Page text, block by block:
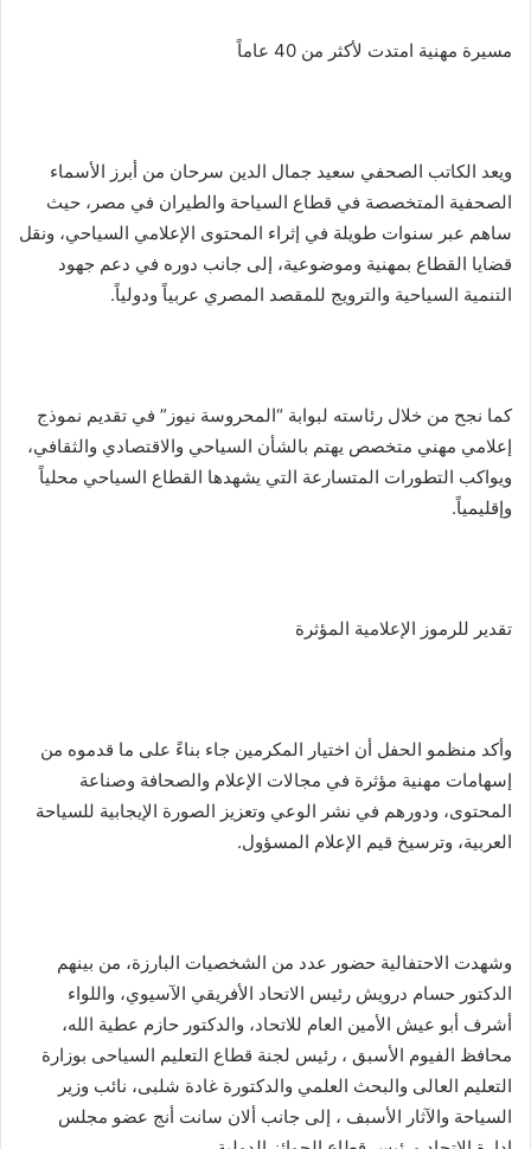
مسيرة مهنية امتدت لأكثر من 40 عاماً
ويعد الكاتب الصحفي سعيد جمال الدين سرحان من أبرز الأسماء
الصحفية المتخصصة في قطاع السياحة والطيران في مصر، حيث
ساهم عبر سنوات طويلة في إثراء المحتوى الإعلامي السياحي، ونقل
قضايا القطاع بمهنية وموضوعية، إلى جانب دوره في دعم جهود
التنمية السياحية والترويج للمقصد المصري عربياً ودولياً.
كما نجح من خلال رئاسته لبوابة “المحروسة نيوز” في تقديم نموذج
إعلامي مهني متخصص يهتم بالشأن السياحي والاقتصادي والثقافي،
ويواكب التطورات المتسارعة التي يشهدها القطاع السياحي محلياً
وإقليمياً.
تقدير للرموز الإعلامية المؤثرة
وأكد منظمو الحفل أن اختيار المكرمين جاء بناءً على ما قدموه من
إسهامات مهنية مؤثرة في مجالات الإعلام والصحافة وصناعة
المحتوى، ودورهم في نشر الوعي وتعزيز الصورة الإيجابية للسياحة
العربية، وترسيخ قيم الإعلام المسؤول.
وشهدت الاحتفالية حضور عدد من الشخصيات البارزة، من بينهم
الدكتور حسام درويش رئيس الاتحاد الأفريقي الآسيوي، واللواء
أشرف أبو عيش الأمين العام للاتحاد، والدكتور حازم عطية الله،
محافظ الفيوم الأسبق ، رئيس لجنة قطاع التعليم السياحى بوزارة
التعليم العالى والبحث العلمي والدكتورة غادة شلبى، نائب وزير
السياحة والآثار الأسبف ، إلى جانب ألان سانت أنج عضو مجلس